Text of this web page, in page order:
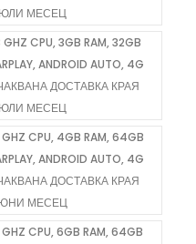
МЕСЕЦ
CPU, 3GB RAM, 32GB
ANDROID AUTO, 4G
ДОСТАВКА КРАЯ
МЕСЕЦ
CPU, 4GB RAM, 64GB
ANDROID AUTO, 4G
ДОСТАВКА КРАЯ
МЕСЕЦ
CPU, 6GB RAM, 64GB